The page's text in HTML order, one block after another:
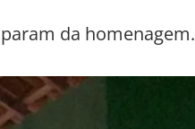
da homenagem.